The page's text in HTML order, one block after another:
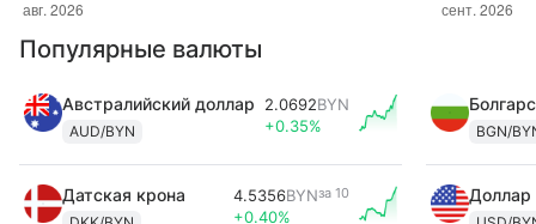
Популярные валюты
Австралийский доллар
AUD/BYN
2.0692BYN
+0.35%
BGN/
Датская крона 4.5356BYNза 10
+0.40%